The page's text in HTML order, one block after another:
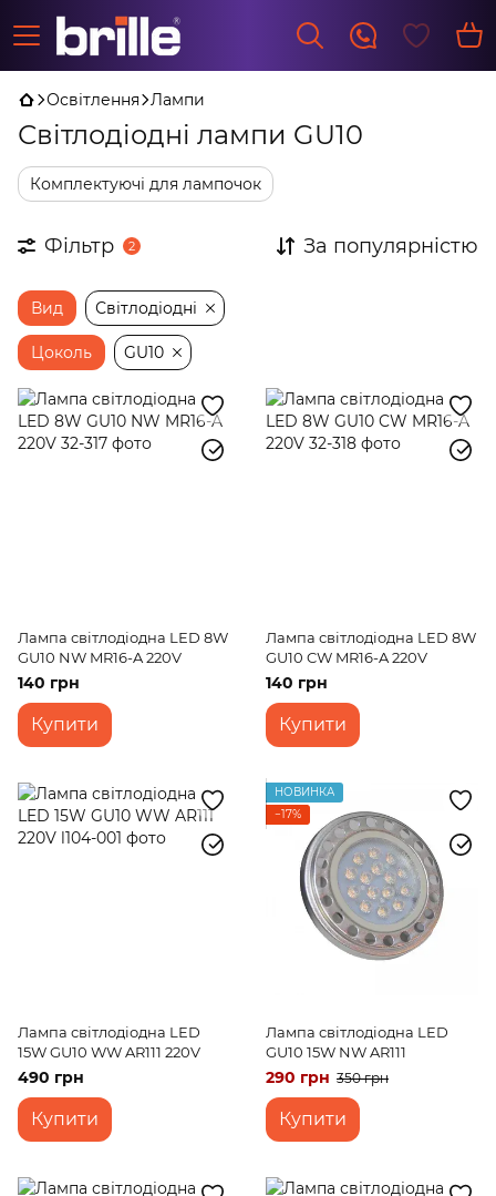
Освітлення Лампи
Світлодіодні лампи GU10
Комплектуючі для лампочок
Фільтр 2 За популярністю
Вид Світлодіодні
Цоколь GU10
Лампа світлодіодна LED 8W
GU10 NW MR16-A 220V
140 грн
Купити
Лампа світлодіодна LED 8W
GU10 CW MR16-A 220V
140 грн
Купити
Лампа світлодіодна LED
15W GU10 WW AR111 220V
490 грн
Купити
НОВИНКА
−17%
Лампа світлодіодна LED
GU10 15W NW AR111
290 грн 350 грн
Купити